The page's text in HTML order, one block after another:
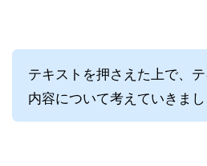
テキストを押さえた上で、
内容について考えていきま